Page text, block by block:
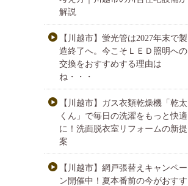
解説
【川越市】蛍光管は2027年末で製
造終了へ。今こそＬＥＤ照明への
交換をおすすめする理由は
ね・・・
【川越市】ガス衣類乾燥機「乾太
くん」で毎日の洗濯をもっと快適
に！洗面脱衣室リフォームの新提
案
【川越市】網戸張替えキャンペー
ン開催中！夏本番前の今がおすす